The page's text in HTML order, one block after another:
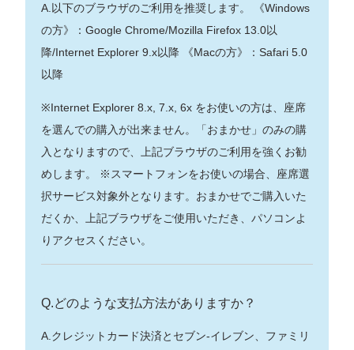
A.以下のブラウザのご利用を推奨します。 《Windows
の方》：Google Chrome/Mozilla Firefox 13.0以
降/Internet Explorer 9.x以降 《Macの方》：Safari 5.0
以降
※Internet Explorer 8.x, 7.x, 6x をお使いの方は、座席
を選んでの購入が出来ません。「おまかせ」のみの購
入となりますので、上記ブラウザのご利用を強くお勧
めします。 ※スマートフォンをお使いの場合、座席選
択サービス対象外となります。おまかせでご購入いた
だくか、上記ブラウザをご使用いただき、パソコンよ
りアクセスください。
Q.どのような支払方法がありますか？
A.クレジットカード決済とセブン-イレブン、ファミリ